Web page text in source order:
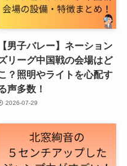
【男子バレー】ネーション
リーグ中国戦の会場はど
？照明やライトを心配す
声多数！
2026-07-29